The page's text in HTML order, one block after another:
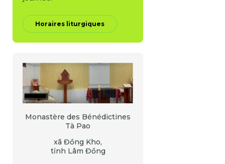
Horaires liturgiques
Monastère des Bénédictines
Tà Pao
xã Đồng Kho,
tỉnh Lâm Đồng